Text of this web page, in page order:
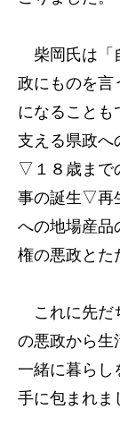
柴岡氏は「
政にものを言
になることも
支える県政
▽１８歳まで
事の誕生▽再
への地場産
権の悪政とた
これに先だ
の悪政から生
一緒に暮らし
手に包まれま